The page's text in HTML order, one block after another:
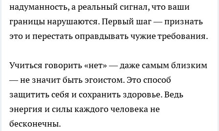
надуманность, а реальный сигнал, что ваши
границы нарушаются. Первый шаг — признать
это и перестать оправдывать чужие требования.
Учиться говорить «нет» — даже самым близким
— не значит быть эгоистом. Это способ
защитить себя и сохранить здоровье. Ведь
энергия и силы каждого человека не
бесконечны.